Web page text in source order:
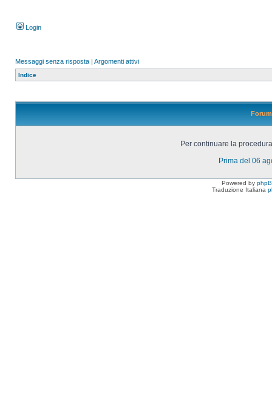
Login
Messaggi senza risposta | Argomenti attivi
Indice
Per continuare la
Prima del 06
Powered by
Traduzione Italiana